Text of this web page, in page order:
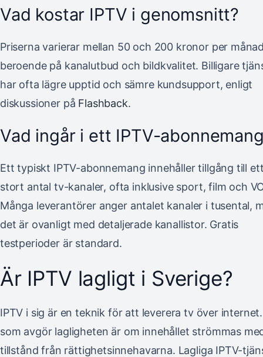
Vad kostar IPTV i genomsnitt?
Priserna varierar mellan 50 och 200 kronor per
beroende på kanalutbud och bildkvalitet. Billigare
har ofta lägre upptid och sämre kundsupport, enligt
diskussioner på Flashback.
Vad ingår i ett IPTV-
Ett typiskt IPTV-abonnemang innehåller tillgång till
stort antal tv-kanaler, ofta inklusive sport, film och
Många leverantörer anger antalet kanaler i tusental,
det är ovanligt med detaljerade kanallistor. Gratis
testperioder är standard.
Är IPTV lagligt i Sverige?
IPTV i sig är en teknik för att leverera tv över
som avgör lagligheten är om innehållet strömmas
tillstånd från rättighetsinnehavarna. Lagliga IPTV-